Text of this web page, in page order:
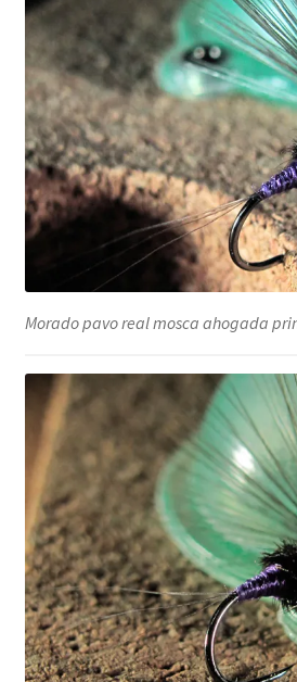
Morado pavo real mosca ahogada